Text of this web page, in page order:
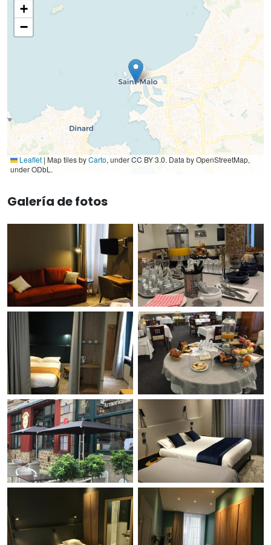
+
−
Leaflet | Map tiles byCarto, under CC BY 3.0. Data by OpenStreetMap,
under ODbL.
Galería de fotos